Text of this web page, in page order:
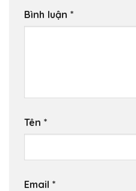
Bình luận *
Tên *
Email *